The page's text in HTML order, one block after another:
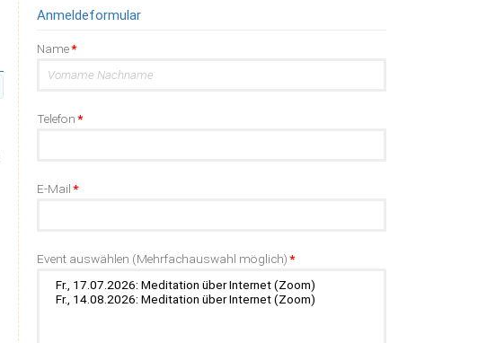
Anmeldeformular
Pflichtfeld
Name*
Pflichtfeld
Telefon*
Pflichtfeld
E-Mail*
Pflichtfeld
Event auswählen (Mehrfachauswahl möglich)*